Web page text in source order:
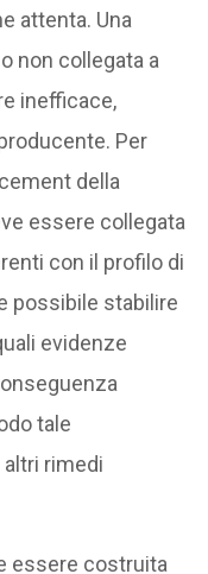
attenta. Una
non collegata a
inefficace,
Per
della
essere collegata
con il profilo di
possibile stabilire
evidenze
tale
rimedi
essere costruita